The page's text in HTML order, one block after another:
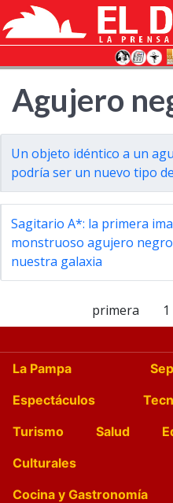
Agujero
Un objeto idéntico a un
podría ser un nuevo tipo
Sagitario A*: la primera
monstruoso agujero
nuestra galaxia
primera 1
La Pampa
Espectáculos
Turismo
Salud
Culturales
Cocina y Gastronomía